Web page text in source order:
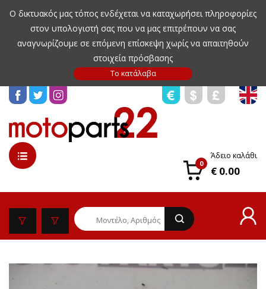
Ο δικτυακός μας τόπος ενδέχεται να καταχωρήσει πληροφορίες
στον υπολογιστή σας που να μας επιτρέπουν να σας
αναγνωρίζουμε σε επόμενη επίσκεψη χωρίς να απαιτηθούν
στοιχεία πρόσβασης
0
Άδειο καλάθι
€ 0.00